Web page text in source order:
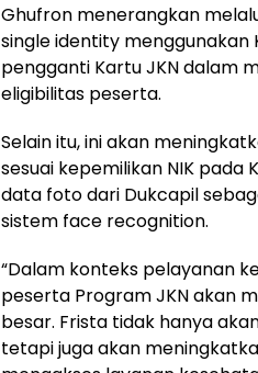
Ghufron menerangkan
single identity
pengganti Kartu JKN dalam
eligibilitas peserta.
Selain itu, ini akan
sesuai kepemilikan NIK
data foto dari Dukcapil
sistem face recognition.
“Dalam konteks pelayanan
peserta Program JKN akan
besar. Frista tidak hanya
tetapi juga akan